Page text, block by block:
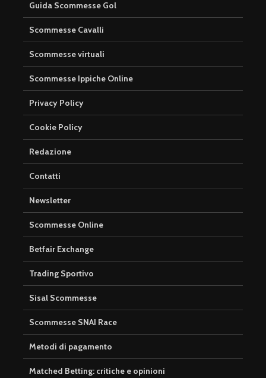
Guida Scommesse Gol
Scommesse Cavalli
Scommesse virtuali
Scommesse Ippiche Online
Privacy Policy
Cookie Policy
Redazione
Contatti
Newsletter
Scommesse Online
Betfair Exchange
Trading Sportivo
Sisal Scommesse
Scommesse SNAI Race
Metodi di pagamento
Matched Betting: critiche e opinioni